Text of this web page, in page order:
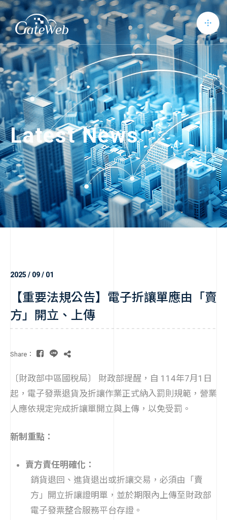
Latest News
2025 / 09 / 01
【重要法規公告】電子折讓單應由「賣
方」開立、上傳
Share：
〔財政部中區國稅局〕 財政部提醒，自 114年7月1日
起，電子發票退貨及折讓作業正式納入罰則規範，營業
人應依規定完成折讓單開立與上傳，以免受罰。
新制重點：
賣方責任明確化：
銷貨退回、進貨退出或折讓交易，必須由「賣
方」開立折讓證明單，並於期限內上傳至財政部
電子發票整合服務平台存證。